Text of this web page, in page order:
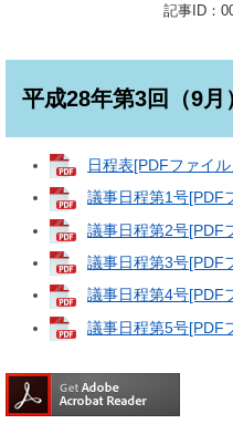
記事ID：
平成28年第3回（9
日程表[PDFファイ
議事日程第1号[PDF
議事日程第2号[PDF
議事日程第3号[PDF
議事日程第4号[PDF
議事日程第5号[PDF